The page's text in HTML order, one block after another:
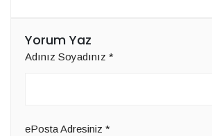
Yorum Yaz
Adınız Soyadınız *
ePosta Adresiniz *